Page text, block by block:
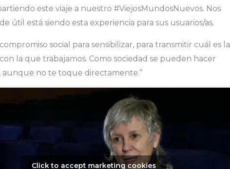
este viaje a nuestro #ViejosMundosNuevos. Nos
útil está siendo esta experiencia para sus usuarios/as.
social para sensibilizar, para transmitir cuál es la
la que trabajamos. Como sociedad se pueden hacer
aunque no te toque directamente.”
Click to accept marketing cookies